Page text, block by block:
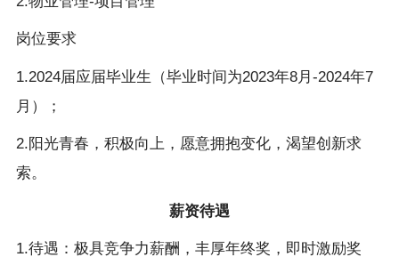
岗位要求
1.2024届应届毕业生（毕业时间为2023年8月-2024年7
月）；
2.阳光青春，积极向上，愿意拥抱变化，渴望创新求
索。
薪资待遇
1.待遇：极具竞争力薪酬，丰厚年终奖，即时激励奖